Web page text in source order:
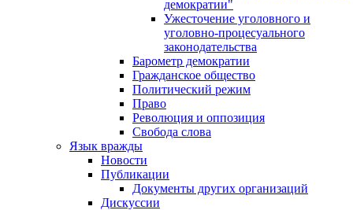
демократии"
Ужесточение уголовного и
уголовно-процесуального
законодательства
Барометр демократии
Гражданское общество
Политический режим
Право
Революция и оппозиция
Свобода слова
Язык вражды
Новости
Публикации
Документы других организаций
Дискуссии